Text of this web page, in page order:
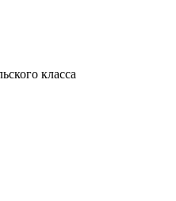
класса